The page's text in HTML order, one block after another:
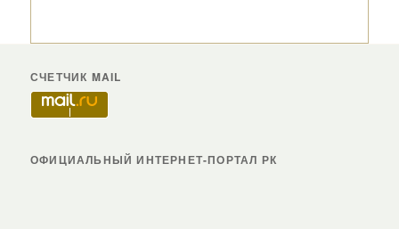
СЧЕТЧИК MAIL
ОФИЦИАЛЬНЫЙ ИНТЕРНЕТ-ПОРТАЛ РК